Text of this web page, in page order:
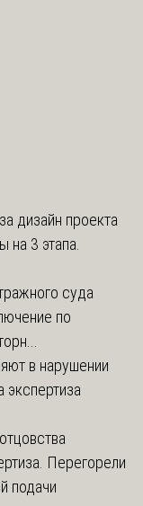
дизайн проекта
3 этапа.
суда
по
в нарушении
экспертиза
Перегорели
подачи